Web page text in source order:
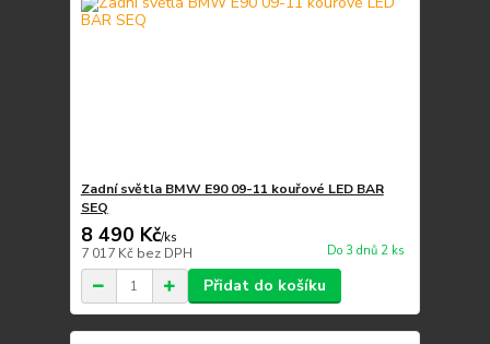
Zadní světla BMW E90 09-11 kouřové LED BAR
SEQ
8 490 Kč/ks
7 017 Kč bez DPH Do 3 dnů 2 ks
Přidat do košíku